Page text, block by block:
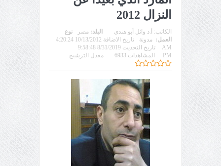
النزال 2012
الكاتب: أ.د وائل أبو هندي البلد: مصر
نوع
العمل: مدونة
تاريخ الاضافة 10/13/2012 4:20:24
AM
تاريخ التحديث 8/31/2019 9:58:48
PM
المشاهدات 6933 معدل الترشيح